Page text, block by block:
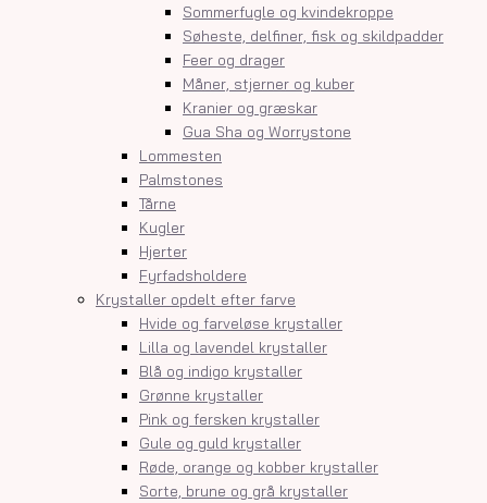
Sommerfugle og kvindekroppe
Søheste, delfiner, fisk og skildpadder
Feer og drager
Måner, stjerner og kuber
Kranier og græskar
Gua Sha og Worrystone
Lommesten
Palmstones
Tårne
Kugler
Hjerter
Fyrfadsholdere
Krystaller opdelt efter farve
Hvide og farveløse krystaller
Lilla og lavendel krystaller
Blå og indigo krystaller
Grønne krystaller
Pink og fersken krystaller
Gule og guld krystaller
Røde, orange og kobber krystaller
Sorte, brune og grå krystaller